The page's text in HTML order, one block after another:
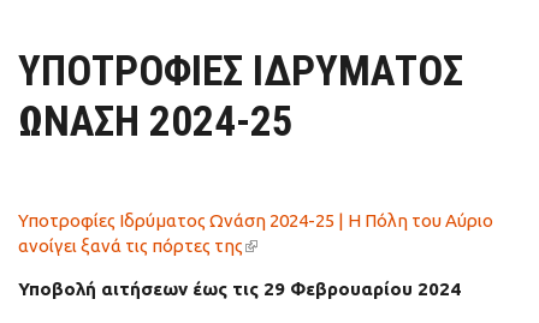
ΥΠΟΤΡΟΦΙΕΣ ΙΔΡΥΜΑΤΟΣ
ΩΝΑΣΗ 2024-25
Υποτροφίες Ιδρύματος Ωνάση 2024-25 | Η Πόλη του Αύριο
ανοίγει ξανά τις πόρτες της(link is external)
Υποβολή αιτήσεων έως τις 29 Φεβρουαρίου 2024